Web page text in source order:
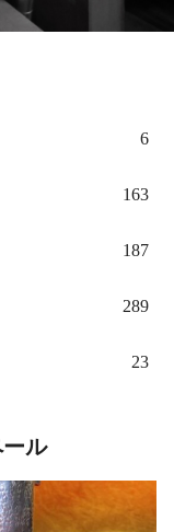
6
163
187
289
23
ル